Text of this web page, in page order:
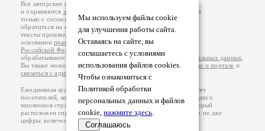
Мы используем файлы cookie
для улучшения работы сайта.
Оставаясь на сайте, вы
соглашаетесь с условиями
использования файлов cookies.
Чтобы ознакомиться с
Политикой обработки
персональных данных и файлов
cookie, нажмите здесь.
Соглашаюсь
Все авторские права на произведения принадлежат авторам
и охраняются законом
. Перепечатка произведений возможна
только с согласия его автора, к которому вы можете
обратиться на его авторской странице. Ответственность за
тексты произведений авторы несут самостоятельно на
основанииправил публикацииизаконодательства
Российской Федерации
обрабатываются на основанииПолитики обработки персональных данных
Вы также можете посмотреть более подробнуюинформацию о портале и
связаться с администрацией
Ежедневная аудитория портала Стихи.ру – порядка 200 тысяч
посетителей, которые в общей сумме просматривают более двух
миллионов страниц по данным счетчика посещаемости, который
расположен справа от этого текста. В каждой графе указано по две
цифры: количество просмотров и количество посетителей.